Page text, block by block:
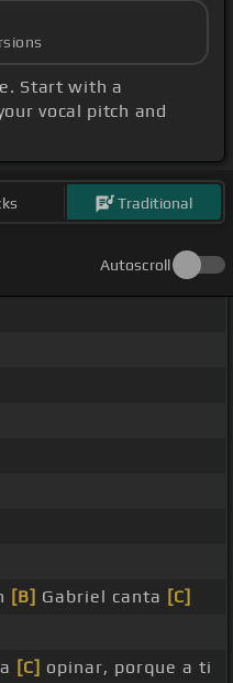
Start with a
vocal pitch and
Traditional
Autoscroll
[B] Gabriel canta [C]
[C] opinar, porque a ti